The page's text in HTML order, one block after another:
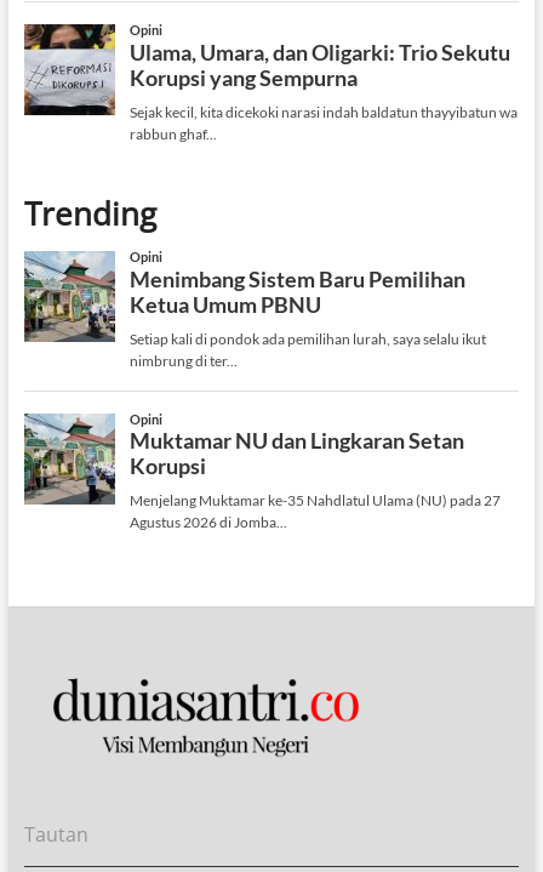
Trending
Tautan